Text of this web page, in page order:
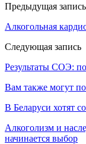
Предыдущая запись
Алкогольная
Следующая запись
Результаты СОЭ:
Вам также могут
В Беларуси хотят
Алкоголизм и
начинается выбор